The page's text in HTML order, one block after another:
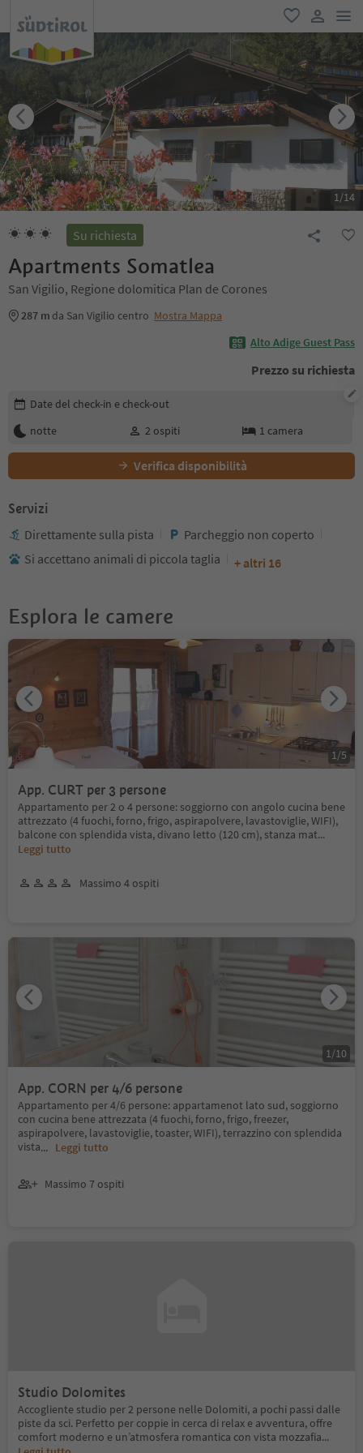
favoriti
user link
1/14
Su richiesta
Apartments Somatlea
San Vigilio, Regione dolomitica Plan de Corones
287 m da San Vigilio centro Mostra Mappa
Alto Adige Guest Pass
Prezzo su richiesta
Modifica i dettagli della prenotazione
Date del check-in e check-out
notte
2 ospiti 1 camera
Verifica disponibilità
Servizi
Direttamente sulla pista
Parcheggio non coperto
Si accettano animali di piccola taglia
+ altri 16
Esplora le camere
App. CURT per 3 persone
Appartamento per 2 o 4 persone: soggiorno con angolo cucina bene
attrezzato (4 fuochi, forno, frigo, aspirapolvere, lavastoviglie, WIFI),
balcone con splendida vista, divano letto (120 cm), stanza mat...
Leggi tutto
Massimo 4 ospiti
1 /5
App. CORN per 4/6 persone
Appartamento per 4/6 persone: appartamenot lato sud, soggiorno
con cucina bene attrezzata (4 fuochi, forno, frigo, freezer,
aspirapolvere, lavastoviglie, toaster, WIFI), terrazzino con splendida
vista... Leggi tutto
Massimo 7 ospiti
1 /10
Studio Dolomites
Accogliente studio per 2 persone nelle Dolomiti, a pochi passi dalle
piste da sci. Perfetto per coppie in cerca di relax e avventura, offre
comfort moderno e un’atmosfera romantica con vista mozzafia...